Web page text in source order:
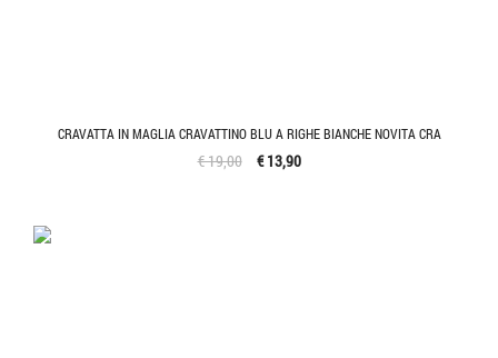
CRAVATTA IN MAGLIA CRAVATTINO BLU A RIGHE BIANCHE NOVITA CRA
€ 19,00 € 13,90